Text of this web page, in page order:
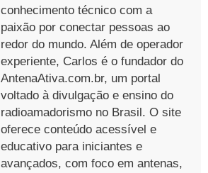
conhecimento técnico com a
paixão por conectar pessoas ao
redor do mundo. Além de operador
experiente, Carlos é o fundador do
AntenaAtiva.com.br, um portal
voltado à divulgação e ensino do
radioamadorismo no Brasil. O site
oferece conteúdo acessível e
educativo para iniciantes e
avançados, com foco em antenas,